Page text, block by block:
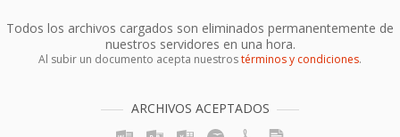
Todos los archivos cargados son eliminados permanentemente de
nuestros servidores en una hora.
Al subir un documento acepta nuestrostérminos y condiciones.
ARCHIVOS ACEPTADOS